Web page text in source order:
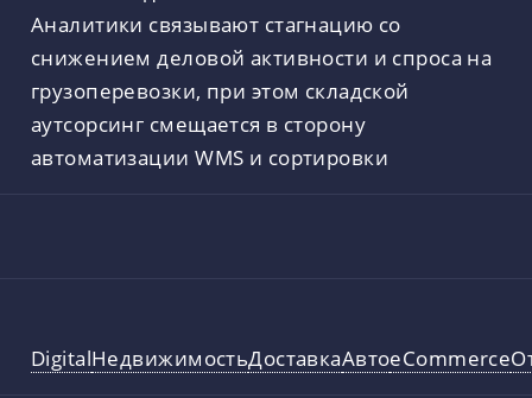
Аналитики связывают стагнацию со
снижением деловой активности и спроса на
грузоперевозки, при этом складской
аутсорсинг смещается в сторону
автоматизации WMS и сортировки
DigitalНедвижимостьДоставкаАвтоeCommerce